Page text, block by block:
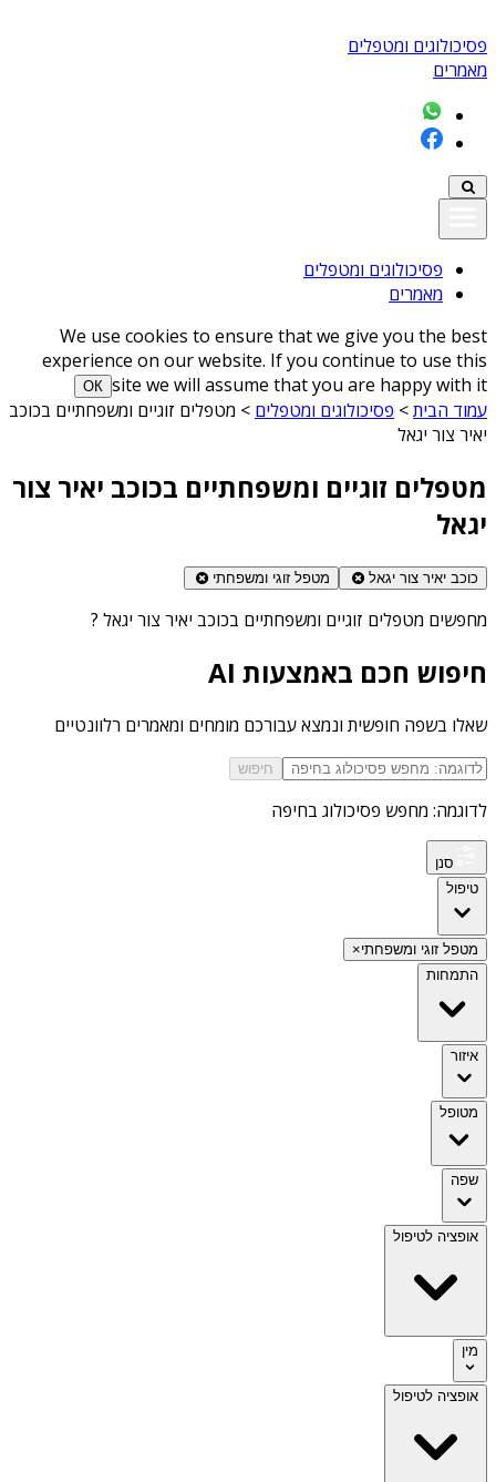
פסיכולוגים ומטפלים
מאמרים
פסיכולוגים ומטפלים
מאמרים
We use cookies to ensure that we give you the best
experience on our website. If you continue to use this
site we will assume that you are happy with it
ОК
עמוד הבית> פסיכולוגים ומטפלים > מטפלים זוגיים ומשפחתיים בכוכב
יאיר צור יגאל
מטפלים זוגיים ומשפחתיים בכוכב יאיר צור
יגאל
כוכב יאיר צור יגאל מטפל זוגי ומשפחתי
מחפשים מטפלים זוגיים ומשפחתיים בכוכב יאיר צור יגאל ?
חיפוש חכם באמצעות AI
שאלו בשפה חופשית ונמצא עבורכם מומחים ומאמרים רלוונטיים
חיפוש
לדוגמה: מחפש פסיכולוג בחיפה
סנן
טיפול
מטפל זוגי ומשפחתי×
התמחות
איזור
מטופל
שפה
אופציה לטיפול
מין
אופציה לטיפול